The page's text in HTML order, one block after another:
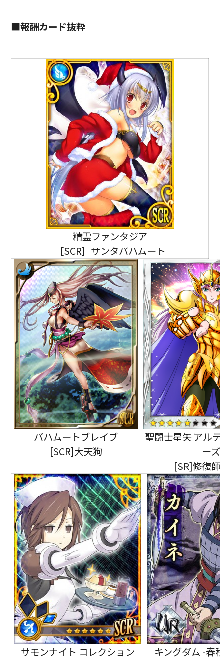
■報酬カード抜粋
精霊ファンタジア
［SCR］サンタバハムート
バハムートブレイブ
[SCR]大天狗
聖闘士星矢 アル
ーズ
[SR]修復
サモンナイト コレクション
キングダム -春